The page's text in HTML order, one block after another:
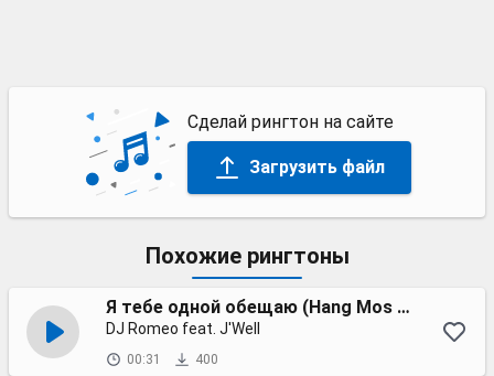
Сделай рингтон на сайте
Загрузить файл
Похожие рингтоны
Я тебе одной обещаю (Hang Mos & Kolya Dark remix 2023)
DJ Romeo feat. J'Well
00:31 400